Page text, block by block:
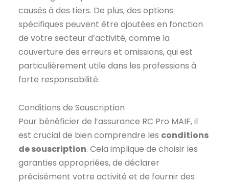
causés à des tiers. De plus, des options
spécifiques peuvent être ajoutées en fonction
de votre secteur d’activité, comme la
couverture des erreurs et omissions, qui est
particulièrement utile dans les professions à
forte responsabilité.
Conditions de Souscription
Pour bénéficier de l’assurance RC Pro MAIF, il
est crucial de bien comprendre les conditions
de souscription. Cela implique de choisir les
garanties appropriées, de déclarer
précisément votre activité et de fournir des